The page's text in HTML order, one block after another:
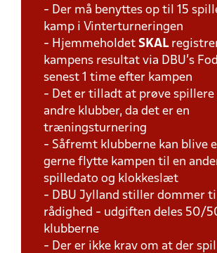
- Der må benyttes op til 15
kamp i Vinterturneringen
- Hjemmeholdet SKAL
kampens resultat via DBU's
senest 1 time efter kampen
- Det er tilladt at prøve spillere
andre klubber, da det er en
træningsturnering
- Såfremt klubberne kan blive
gerne flytte kampen til en
spilledato og klokkeslæt
- DBU Jylland stiller dommer til
rådighed - udgiften deles 50/
klubberne
- Der er ikke krav om at der